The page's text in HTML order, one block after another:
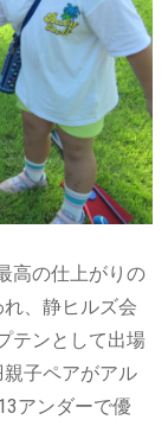
高の仕上がりの
、静ヒルズ会
テンとして出場
子ペアがアル
アンダーで優